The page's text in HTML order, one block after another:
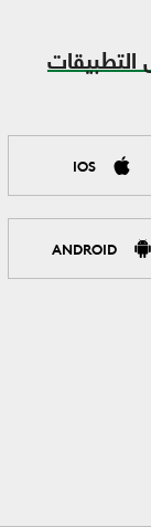
التطبيقات
IOS
ANDROID